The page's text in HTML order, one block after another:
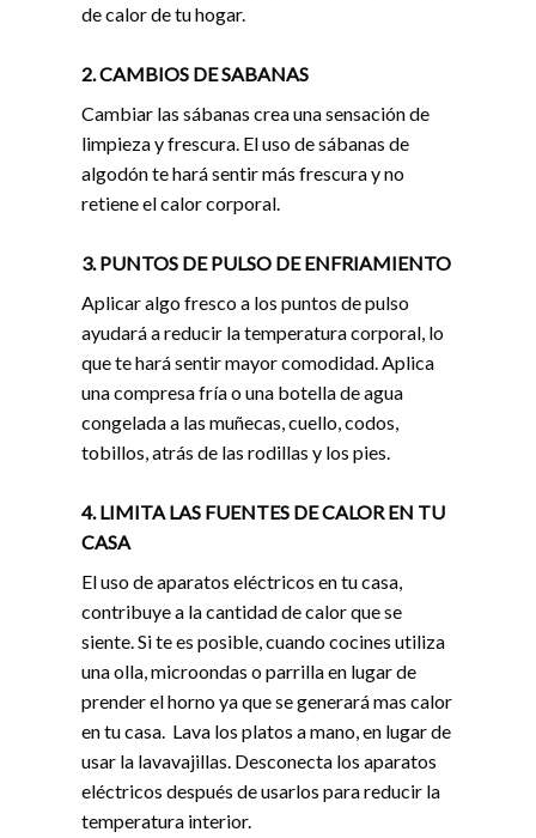
de calor de tu hogar.
2. CAMBIOS DE SABANAS
Cambiar las sábanas crea una sensación de
limpieza y frescura. El uso de sábanas de
algodón te hará sentir más frescura y no
retiene el calor corporal.
3. PUNTOS DE PULSO DE ENFRIAMIENTO
Aplicar algo fresco a los puntos de pulso
ayudará a reducir la temperatura corporal, lo
que te hará sentir mayor comodidad. Aplica
una compresa fría o una botella de agua
congelada a las muñecas, cuello, codos,
tobillos, atrás de las rodillas y los pies.
4. LIMITA LAS FUENTES DE CALOR EN TU
CASA
El uso de aparatos eléctricos en tu casa,
contribuye a la cantidad de calor que se
siente. Si te es posible, cuando cocines utiliza
una olla, microondas o parrilla en lugar de
prender el horno ya que se generará mas calor
en tu casa. Lava los platos a mano, en lugar de
usar la lavavajillas. Desconecta los aparatos
eléctricos después de usarlos para reducir la
temperatura interior.